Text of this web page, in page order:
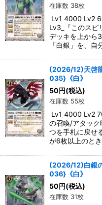
在庫数 38枚
Lv1 4000 Lv2
Lv3_『このスピ
デッキを上から
「白銀」を、
(2026/12)天啓
035}《白》
50 円(税込)
在庫数 55枚
Lv1 4000 Lv2
の召喚/アタック
つを手札に戻せ
が6枚以上のと
(2026/12)白銀
036}《白》
50 円(税込)
在庫数 31枚